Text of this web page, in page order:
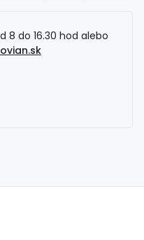
8 do 16.30 hod alebo